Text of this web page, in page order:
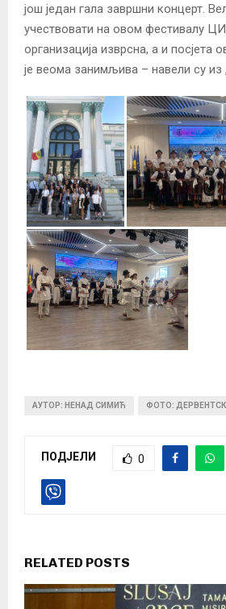
још један гала завршни концерт.
учествовати на овом фестивалу
организација изврсна, а и посјета
је веома занимљива – навели су из
АУТОР: НЕНАД СИМИЋ ФОТО:
ПОДЈЕЛИ 0
RELATED POSTS